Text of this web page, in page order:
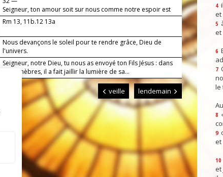
Seigneur, ton amour soit sur nous comme notre espoir est
en toi.
Rm 13, 11b.12 13a
Nous devançons le soleil pour te rendre grâce, Dieu de
l'univers.
Seigneur, notre Dieu, tu nous as envoyé ton Fils Jésus : dans
nos ténèbres, il a fait jaillir la lumière de sa...
veille lendemain
4
et
5
et
6
7
le
8
9
et
10
et